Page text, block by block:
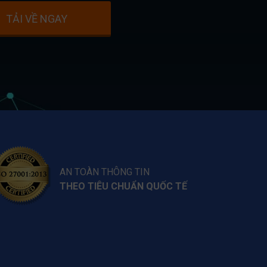
TẢI VỀ NGAY
AN TOÀN THÔNG TIN
THEO TIÊU CHUẨN QUỐC TẾ